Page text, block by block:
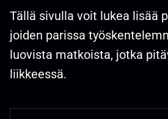
Tällä sivulla voit lukea lisää
joiden parissa
luovista matkoista, jotka
liikkeessä.